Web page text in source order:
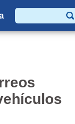
Buscar